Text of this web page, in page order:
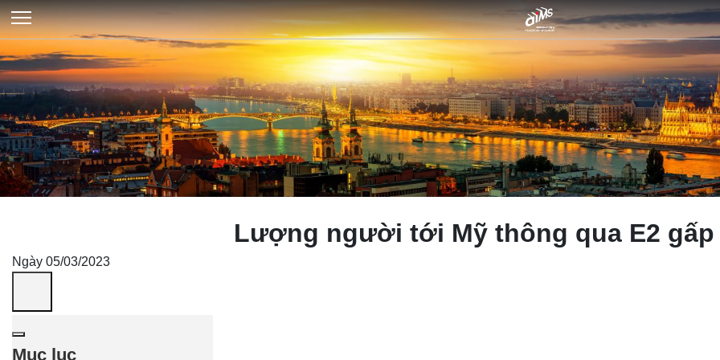
Lượng người tới Mỹ thông qua E2 gấp
Ngày 05/03/2023
Mục lục